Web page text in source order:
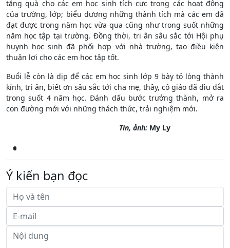
tặng quà cho các em học sinh tích cực trong các hoạt động
của trường, lớp; biểu dương những thành tích mà các em đã
đạt được trong năm học vừa qua cũng như trong suốt những
năm học tập tại trường. Đồng thời, tri ân sâu sắc tới Hội phụ
huynh học sinh đã phối hợp với nhà trường, tạo điều kiện
thuận lợi cho các em học tập tốt.
Buổi lễ còn là dịp để các em học sinh lớp 9 bày tỏ lòng thành
kính, tri ân, biết ơn sâu sắc tới cha mẹ, thầy, cô giáo đã dìu dắt
trong suốt 4 năm học. Đánh dấu bước trưởng thành, mở ra
con đường mới với những thách thức, trải nghiệm mới.
Tin, ảnh: My Ly
Ý kiến bạn đọc